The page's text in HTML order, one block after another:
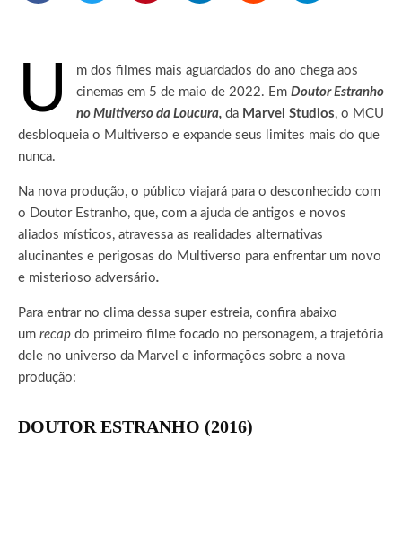
U
m dos filmes mais aguardados do ano chega aos
cinemas em 5 de maio de 2022. Em Doutor Estranho
no Multiverso da Loucura, da Marvel Studios, o MCU
desbloqueia o Multiverso e expande seus limites mais do que
nunca.
Na nova produção, o público viajará para o desconhecido com
o Doutor Estranho, que, com a ajuda de antigos e novos
aliados místicos, atravessa as realidades alternativas
alucinantes e perigosas do Multiverso para enfrentar um novo
e misterioso adversário.
Para entrar no clima dessa super estreia, confira abaixo
um recap do primeiro filme focado no personagem, a trajetória
dele no universo da Marvel e informações sobre a nova
produção:
DOUTOR ESTRANHO (2016)